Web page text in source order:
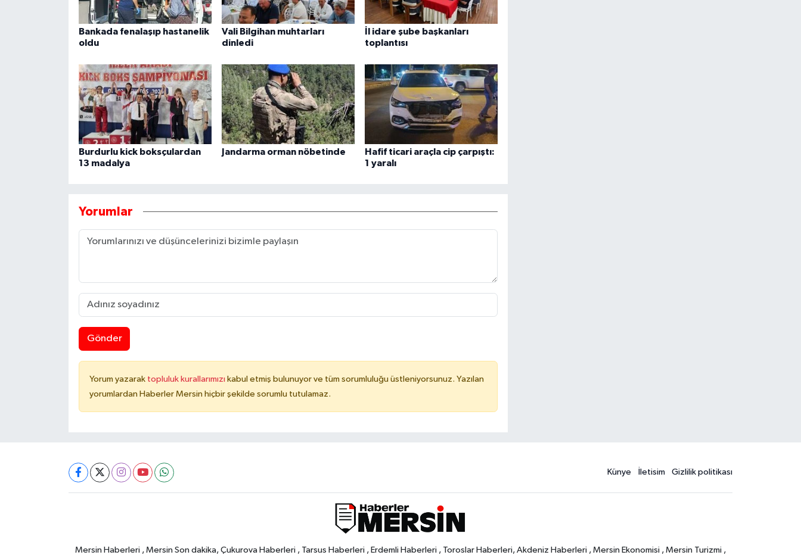
Bankada fenalaşıp hastanelik
oldu
Vali Bilgihan muhtarları
dinledi
İl idare şube başkanları
toplantısı
Burdurlu kick boksçulardan
13 madalya
Jandarma orman nöbetinde
Hafif ticari araçla cip çarpıştı:
1 yaralı
Yorumlar
Gönder
Yorum yazarak topluluk kurallarımızı kabul etmiş bulunuyor ve tüm sorumluluğu üstleniyorsunuz. Yazılan
yorumlardan Haberler Mersin hiçbir şekilde sorumlu tutulamaz.
Künye İletisim Gizlilik politikası
Mersin Haberleri , Mersin Son dakika, Çukurova Haberleri , Tarsus Haberleri , Erdemli Haberleri , Toroslar Haberleri, Akdeniz Haberleri , Mersin Ekonomisi , Mersin Turizmi ,